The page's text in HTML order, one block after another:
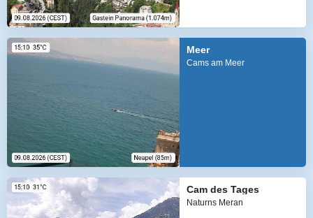
Meer
Cams am Meer
Cam des Tages
Naturns Meran